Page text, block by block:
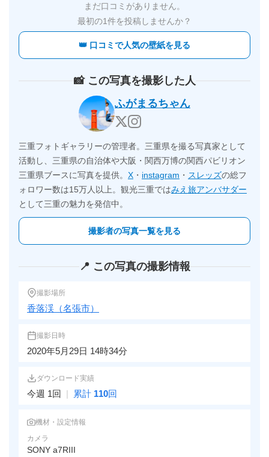
まだ口コミがありません。
最初の1件を投稿しませんか？
👑 口コミで人気の壁紙を見る
📸 この写真を撮影した人
ふがまるちゃん
三重フォトギャラリーの管理者。三重県を撮る写真家として
活動し、三重県の自治体や大阪・関西万博の関西パビリオン
三重県ブースに写真を提供。 X ・ instagram ・ スレッズの総フ
ォロワー数は15万人以上。観光三重ではみえ旅アンバサダー
として三重の魅力を発信中。
撮影者の写真一覧を見る
📍 この写真の撮影情報
撮影場所
香落渓（名張市）
撮影日時
2020年5月29日 14時34分
ダウンロード実績
今週 1回 | 累計 110回
機材・設定情報
カメラ
SONY a7RIII